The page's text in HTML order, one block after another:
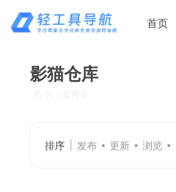
首页
影猫仓库
排序 发布 更新 浏览